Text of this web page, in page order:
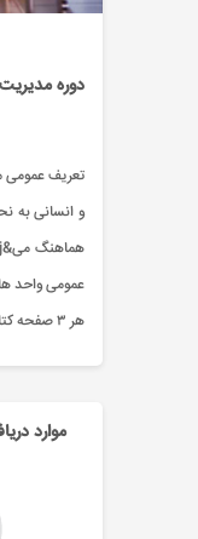
دوره
و انسانی به
عمومی واحد
هر ۳ صفحه کتاب آموزشی معادل یک ساعت آموزش می باشد.
موارد